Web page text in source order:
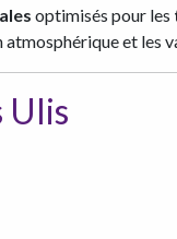
optimisés pour les
et les
Ulis